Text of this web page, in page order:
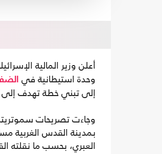
أعلن وزير المالية
وحدة استيطانية في
إلى تبني خطة تهدف إلى
وجاءت تصريحات
بمدينة القدس الغربية
العبري، بحسب ما نقلته